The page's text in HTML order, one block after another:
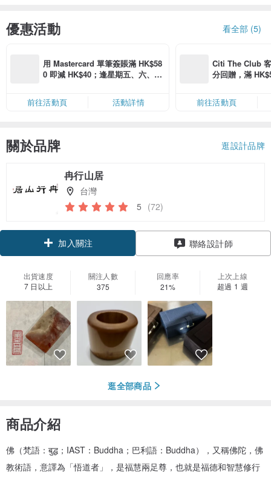
優惠活動 看全部 (5)
用 Mastercard 單筆簽賬滿 HK$58
0 即減 HK$40；逢星期五、六、日
限，額滿即止，僅限「常用信用
卡」結帳）
前往活動頁 活動詳情
Citi The Club
分回贈，滿
前往活動頁
關於品牌 逛設計品牌
冉行山居
台灣
5 (72)
加入關注 聯絡設計師
出貨速度
7 日以上
關注人數
375
回應率
21%
上次上線
超過 1 週
逛全部商品
商品介紹
佛（梵語：बुद्ध；IAST：Buddha；巴利語：Buddha），又稱佛陀，佛
教術語，意譯為「悟道者」，是福慧兩足尊，也就是福德和智慧修行